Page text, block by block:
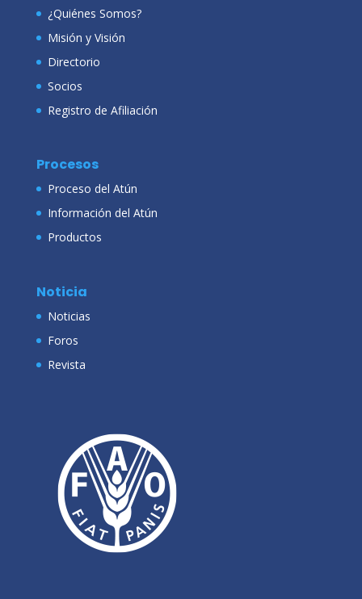
¿Quiénes Somos?
Misión y Visión
Directorio
Socios
Registro de Afiliación
Procesos
Proceso del Atún
Información del Atún
Productos
Noticia
Noticias
Foros
Revista